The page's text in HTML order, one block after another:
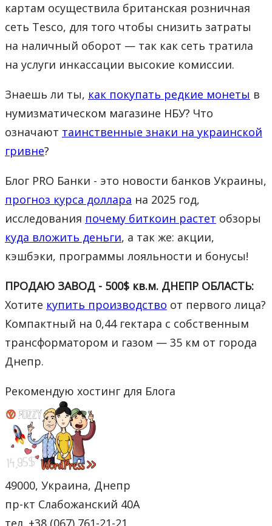
картам осуществила британская розничная
сеть Tesco, для того чтобы снизить затраты
на наличный оборот — так как сеть тратила
на услуги инкассации высокие комиссии.
Знаешь ли ты, как покупать редкие монеты в
нумизматическом магазине НБУ? Что
означают таинственные знаки на украинской
гривне?
Блог PRO Банки - это новости банков Украины,
прогноз курса доллара на 2025 год,
исследования почему биткоин растет обзоры
куда вложить деньги, а так же: акции,
кэшбэки, программы лояльности и бонусы!
ПРОДАЮ ЗАВОД - 500$ кв.м. ДНЕПР ОБЛАСТЬ:
Хотите купить производство от первого лица?
Компактный на 0,44 гектара с собственным
трансформатором и газом — 35 км от города
Днепр.
Рекомендую хостинг для Блога
49000, Украина, Днепр
пр-кт Слабожанский 40А
тел. +38 (067) 761-21-21